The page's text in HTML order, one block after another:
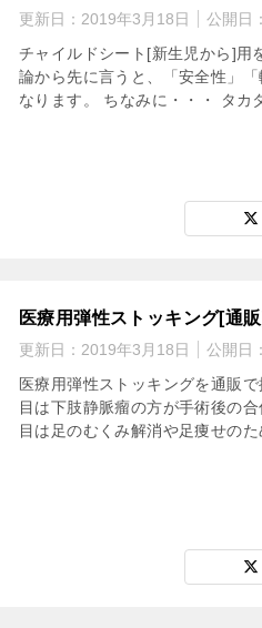
更新日： 2019年3月18日 公開日：
チャイルドシート[新生児から]用
論から先に言うと、「安全性」
なります。 ちなみに・・・ タ
医療用弾性ストッキング[通
更新日： 2019年3月18日 公開日：
医療用弾性ストッキングを通販
目は下肢静脈瘤の方が手術後の
目は足のむくみ解消や足痩せの